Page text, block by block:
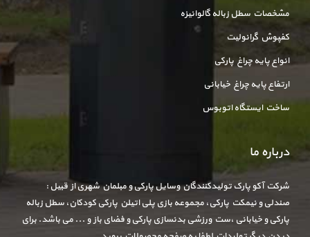
مشخصات سطل زباله گالوانیزه
کفپوش گرانولیت
انواع پایه چراغ پارکی
ارتفاع پایه چراغ خیابانی
ساخت ایستگاه اتوبوس
درباره ما
شرکت آکو پارک تولیدکنندگان وسایل پارکی و مبلمان شهری از قبیل :
صندلی و نیمکت پارکی، مجموعه بازی پلی اتیلن پارکی کودکان، سطل زباله
پارکی و خیابانی ،ست ورزشی بدنسازی پارکی و فضای باز و ... می باشد. برای